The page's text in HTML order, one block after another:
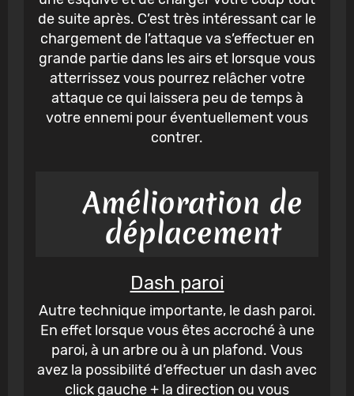
de suite après. C’est très intéressant car le
chargement de l’attaque va s’effectuer en
grande partie dans les airs et lorsque vous
atterrissez vous pourrez relâcher votre
attaque ce qui laissera peu de temps à
votre ennemi pour éventuellement vous
contrer.
Amélioration de
déplacement
Dash paroi
Autre technique importante, le dash paroi.
En effet lorsque vous êtes accroché à une
paroi, à un arbre ou à un plafond. Vous
avez la possibilité d’effectuer un dash avec
click gauche + la direction ou vous